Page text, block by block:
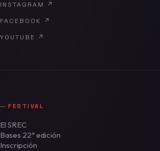
INSTAGRAM
↗
FACEBOOK
↗
YOUTUBE
↗
FESTIVAL
El SREC
Bases 22ª edición
Inscripción